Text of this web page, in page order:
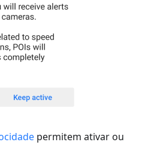
permitem ativar ou